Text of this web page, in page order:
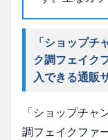
「ショップ
ク調フェイク
入できる通販
「ショップチ
調フェイクファ